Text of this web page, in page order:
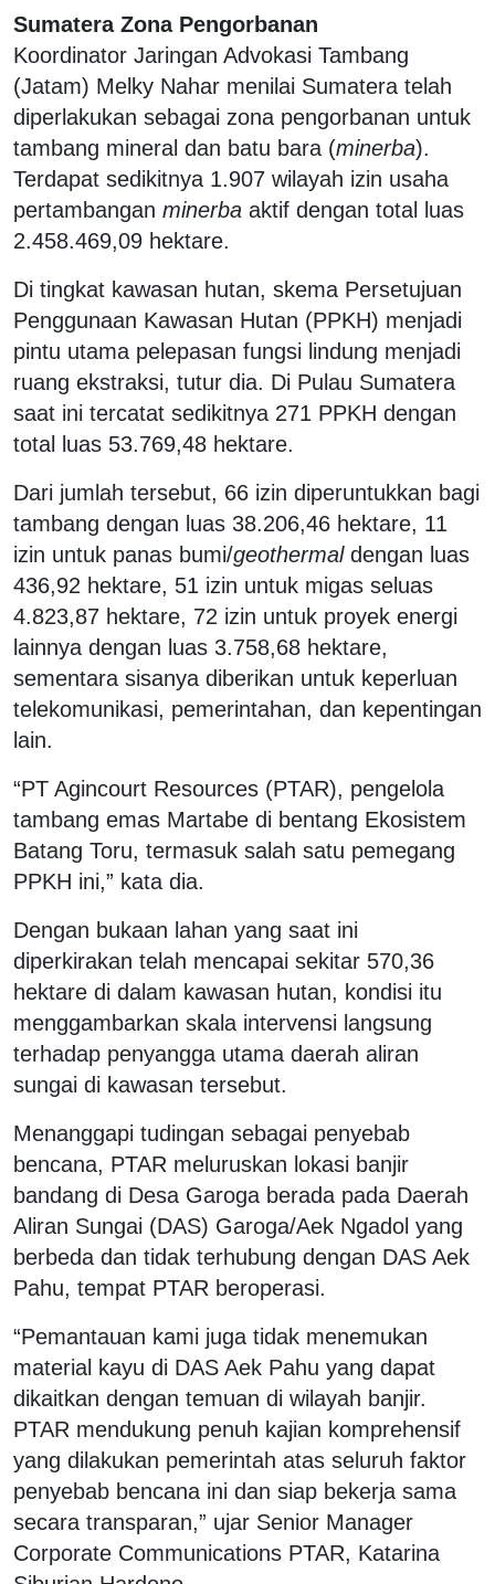
Sumatera Zona Pengorbanan
Koordinator Jaringan Advokasi Tambang
(Jatam) Melky Nahar menilai Sumatera telah
diperlakukan sebagai zona pengorbanan untuk
tambang mineral dan batu bara (minerba).
Terdapat sedikitnya 1.907 wilayah izin usaha
pertambangan minerba aktif dengan total luas
2.458.469,09 hektare.
Di tingkat kawasan hutan, skema Persetujuan
Penggunaan Kawasan Hutan (PPKH) menjadi
pintu utama pelepasan fungsi lindung menjadi
ruang ekstraksi, tutur dia. Di Pulau Sumatera
saat ini tercatat sedikitnya 271 PPKH dengan
total luas 53.769,48 hektare.
Dari jumlah tersebut, 66 izin diperuntukkan bagi
tambang dengan luas 38.206,46 hektare, 11
izin untuk panas bumi/geothermaldengan luas
436,92 hektare, 51 izin untuk migas seluas
4.823,87 hektare, 72 izin untuk proyek energi
lainnya dengan luas 3.758,68 hektare,
sementara sisanya diberikan untuk keperluan
telekomunikasi, pemerintahan, dan kepentingan
lain.
“PT Agincourt Resources (PTAR), pengelola
tambang emas Martabe di bentang Ekosistem
Batang Toru, termasuk salah satu pemegang
PPKH ini,” kata dia.
Dengan bukaan lahan yang saat ini
diperkirakan telah mencapai sekitar 570,36
hektare di dalam kawasan hutan, kondisi itu
menggambarkan skala intervensi langsung
terhadap penyangga utama daerah aliran
sungai di kawasan tersebut.
Menanggapi tudingan sebagai penyebab
bencana, PTAR meluruskan lokasi banjir
bandang di Desa Garoga berada pada Daerah
Aliran Sungai (DAS) Garoga/Aek Ngadol yang
berbeda dan tidak terhubung dengan DAS Aek
Pahu, tempat PTAR beroperasi.
“Pemantauan kami juga tidak menemukan
material kayu di DAS Aek Pahu yang dapat
dikaitkan dengan temuan di wilayah banjir.
PTAR mendukung penuh kajian komprehensif
yang dilakukan pemerintah atas seluruh faktor
penyebab bencana ini dan siap bekerja sama
secara transparan,” ujar Senior Manager
Corporate Communications PTAR, Katarina